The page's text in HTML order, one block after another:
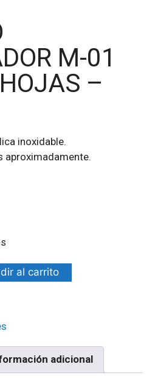
M-01
–
inoxidable.
aproximadamente.
al carrito
adicional